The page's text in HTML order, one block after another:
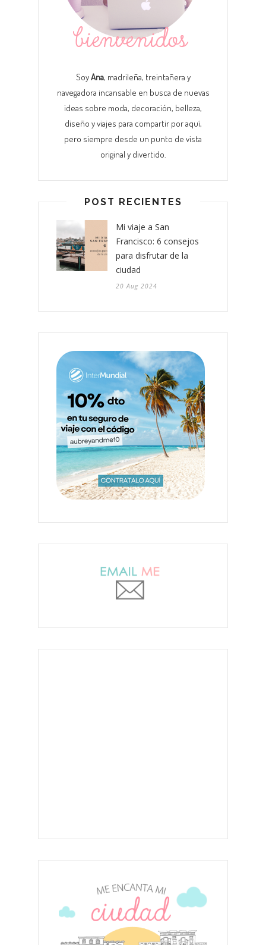
SoyAna, madrileña, treintañera y
navegadora incansable en busca de nuevas
ideas sobre moda, decoración, belleza,
diseño y viajes para compartir por aquí,
pero siempre desde un punto de vista
original y divertido.
POST RECIENTES
Mi viaje a San
Francisco: 6 consejos
para disfrutar de la
ciudad
20 Aug 2024